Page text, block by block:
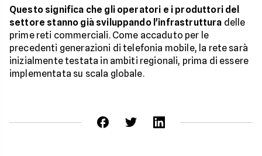
Questo significa che gli operatori e i produttori del
settore stanno già sviluppando l'infrastruttura delle
prime reti commerciali. Come accaduto per le
precedenti generazioni di telefonia mobile, la rete sarà
inizialmente testata in ambiti regionali, prima di essere
implementata su scala globale.